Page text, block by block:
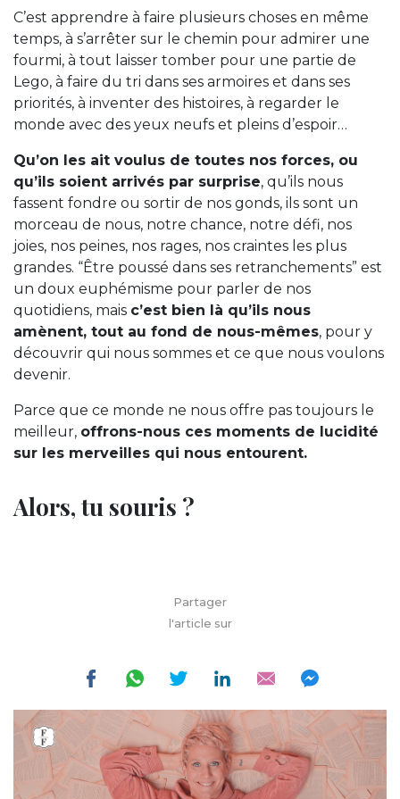
C’est apprendre à faire plusieurs choses en même
temps, à s’arrêter sur le chemin pour admirer une
fourmi, à tout laisser tomber pour une partie de
Lego, à faire du tri dans ses armoires et dans ses
priorités, à inventer des histoires, à regarder le
monde avec des yeux neufs et pleins d’espoir…
Qu’on les ait voulus de toutes nos forces, ou
qu’ils soient arrivés par surprise, qu’ils nous
fassent fondre ou sortir de nos gonds, ils sont un
morceau de nous, notre chance, notre défi, nos
joies, nos peines, nos rages, nos craintes les plus
grandes. “Être poussé dans ses retranchements” est
un doux euphémisme pour parler de nos
quotidiens, mais c’est bien là qu’ils nous
amènent, tout au fond de nous-mêmes, pour y
découvrir qui nous sommes et ce que nous voulons
devenir.
Parce que ce monde ne nous offre pas toujours le
meilleur, offrons-nous ces moments de lucidité
sur les merveilles qui nous entourent.
Alors, tu souris ?
Partager
l'article sur